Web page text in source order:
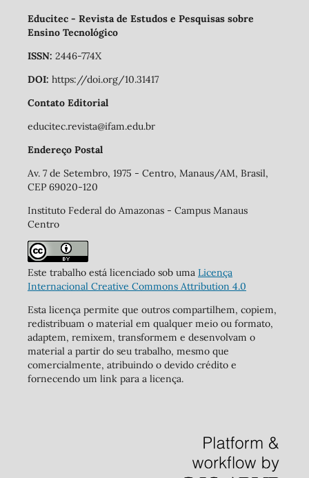
Educitec - Revista de Estudos e Pesquisas sobre
Ensino Tecnológico
ISSN: 2446-774X
DOI: https://doi.org/10.31417
Contato Editorial
educitec.revista@ifam.edu.br
Endereço Postal
Av. 7 de Setembro, 1975 - Centro, Manaus/AM, Brasil,
CEP 69020-120
Instituto Federal do Amazonas - Campus Manaus
Centro
Este trabalho está licenciado sob uma Licença
Internacional Creative Commons Attribution 4.0
Esta licença permite que outros compartilhem, copiem,
redistribuam o material em qualquer meio ou formato,
adaptem, remixem, transformem e desenvolvam o
material a partir do seu trabalho, mesmo que
comercialmente, atribuindo o devido crédito e
fornecendo um link para a licença.